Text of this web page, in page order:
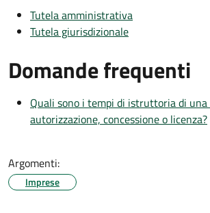
Tutela amministrativa
Tutela giurisdizionale
Domande frequenti
Quali sono i tempi di istruttoria di una
autorizzazione, concessione o licenza?
Argomenti:
Imprese